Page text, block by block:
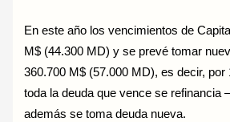
En este año los vencimientos de
M$ (44.300 MD) y se prevé tomar
360.700 M$ (57.000 MD), es decir, por
toda la deuda que vence se refinancia
además se toma deuda nueva.